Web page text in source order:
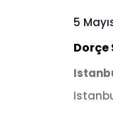
5
Dorçe